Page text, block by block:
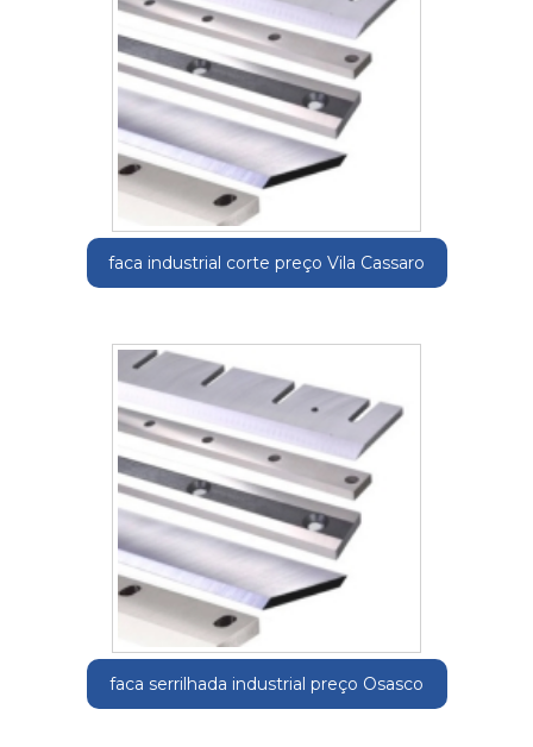
faca industrial corte preço Vila Cassaro
faca serrilhada industrial preço Osasco